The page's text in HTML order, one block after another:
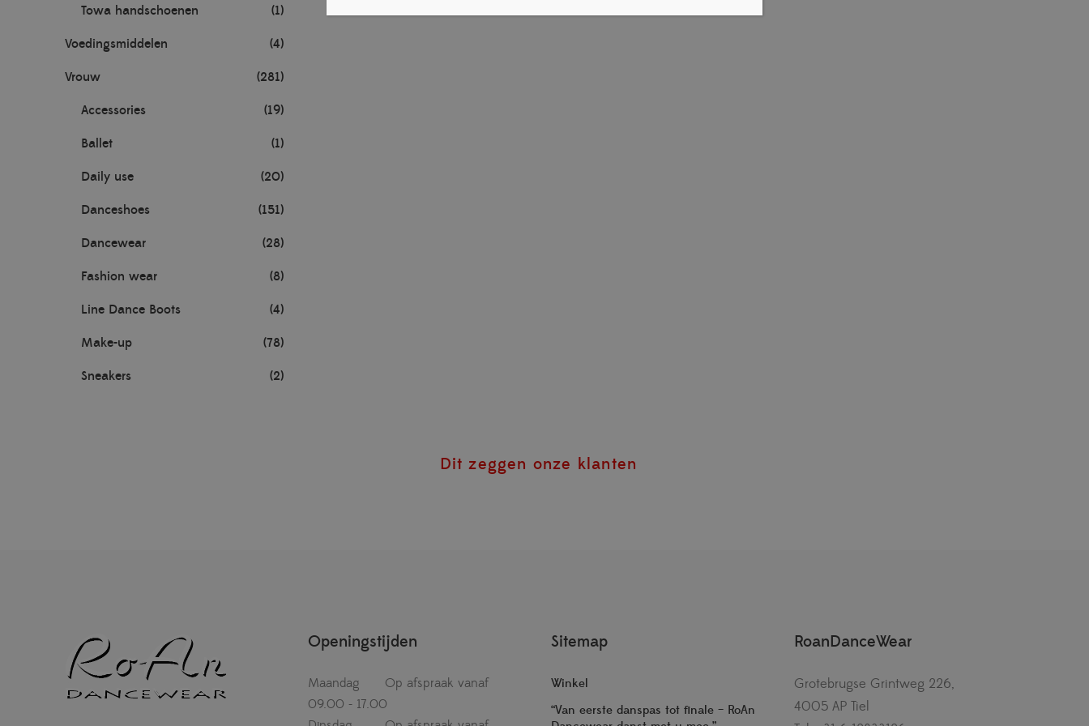
Towa handschoenen (1)
Voedingsmiddelen (4)
Vrouw (281)
Accessories (19)
Ballet (1)
Daily use (20)
Danceshoes (151)
Dancewear (28)
Fashion wear (8)
Line Dance Boots (4)
Make-up (78)
Sneakers (2)
Dit zeggen onze klanten
Openingstijden
Maandag
Op afspraak vanaf
09.00 - 17.00
Sitemap
Winkel
“Van eerste danspas tot finale – RoAn
RoanDanceWear
Grotebrugse Grintweg 226,
4005 AP Tiel